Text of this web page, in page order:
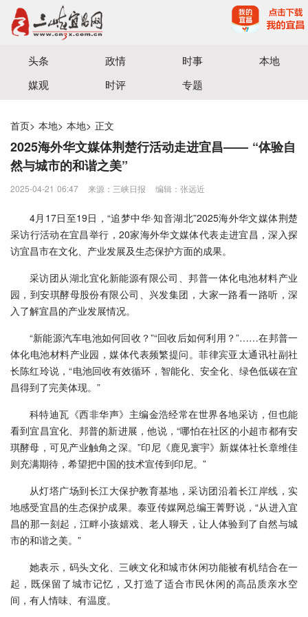
宜昌三峡融媒体中心主办
头条 政情 时事
本地
媒观
时评 专题
首页> 本地> 本地> 正文
2025海外华文媒体荆楚行活动走进宜昌—— “体验自
然与城市的和谐之美”
2025-04-21 06:47 来源：三峡日报 编辑：张远近
4月17日至19日，“追梦中华·知音湖北”2025海外华文媒体荆楚
采访行活动在宜昌举行，20家海外华文媒体代表走进宜昌，深入探
访宜昌市在文化、产业发展及生态保护方面的成果。
采访团从湖北宜化新能源有限公司、邦普一体化电池材料产业
园，到安琪酵母股份有限公司、兴发集团，大家一路看一路听，深
入了解宜昌的产业发展情况。
“新能源汽车电池如何回收？”“回收后如何利用？”……在邦普一
体化电池材料产业园，媒体代表频繁提问。菲律宾亚太通讯社副社
长陈红玲说，“电池回收有效循环，智能化、安全化、绿色低碳在宜
昌得到了完美体现。”
科特迪瓦《西非华声》主编金浩经常在世界各地采访，但也能
看到宜昌宜化、邦普的新进展，他说，“哪怕在社区的小超市都有安
琪酵母，可见产业触角之深。”印尼《鹿见寰宇》新媒体社长章维佳
则充满期待，希望把中国的技术宣传到印尼。”
从灯塔广场到长江大保护教育基地，采访团沿着长江岸线，实
地感受宜昌的生态保护成果。泰亚传媒网总编王菁野说，“从进入宜
昌的那一刻起，江畔小孩嬉戏、老人聊天，让人体验到了自然与城
市的和谐之美。”
她表示，码头文化、三峡文化和城市休闲功能被有机结合在一
起，既保留了城市记忆，又打造了适合市民休闲的高品质亲水空
间，有人情味、有温度。